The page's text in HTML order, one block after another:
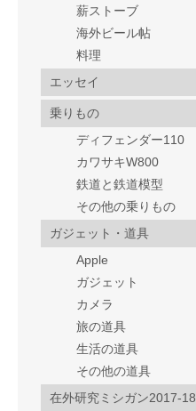
薪ストーブ
海外ビール帖
料理
エッセイ
乗りもの
ディフェンダー110
カワサキW800
鉄道と鉄道模型
その他の乗りもの
ガジェット・道具
Apple
ガジェット
カメラ
旅の道具
生活の道具
その他の道具
在外研究ミシガン2017-18